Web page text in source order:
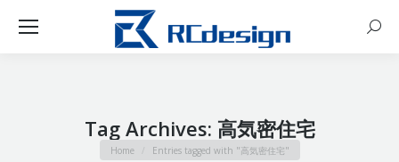
Tag Archives: 高気密住宅
You are here:
Home Entries tagged with "高気密住宅"